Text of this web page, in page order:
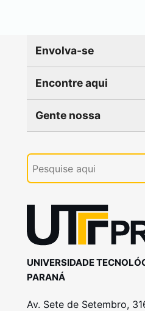
Envolva-se
Encontre aqui
Gente nossa
UNIVERSIDADE
PARANÁ
Av. Sete de Setembro,